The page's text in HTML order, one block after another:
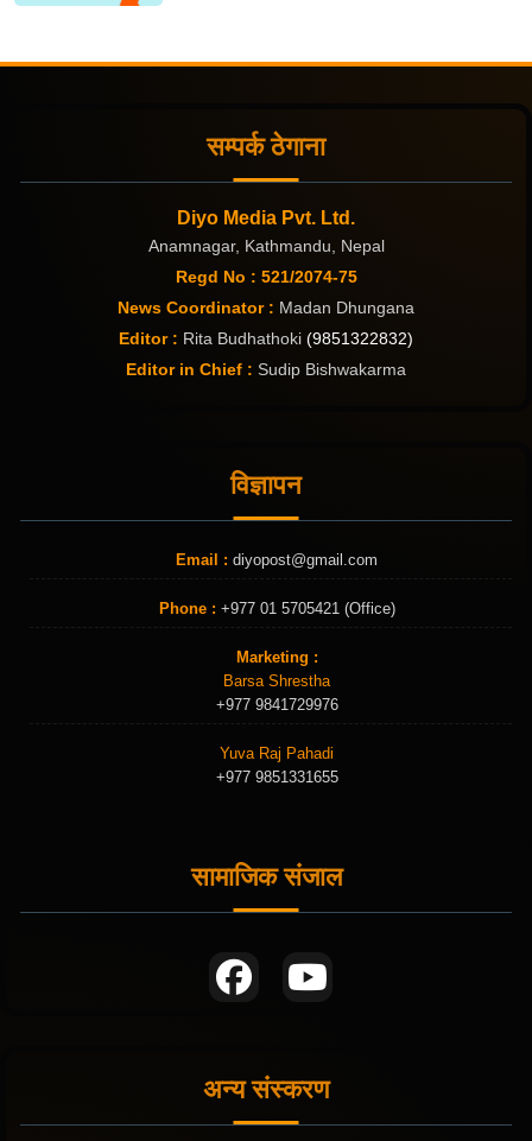
सम्पर्क ठेगाना
Diyo Media Pvt. Ltd.
Anamnagar, Kathmandu, Nepal
Regd No : 521/2074-75
News Coordinator : Madan Dhungana
Editor : Rita Budhathoki (9851322832)
Editor in Chief : Sudip Bishwakarma
विज्ञापन
Email : diyopost@gmail.com
Phone : +977 01 5705421 (Office)
Marketing :
Barsa Shrestha
+977 9841729976
Yuva Raj Pahadi
+977 9851331655
सामाजिक संजाल
अन्य संस्करण